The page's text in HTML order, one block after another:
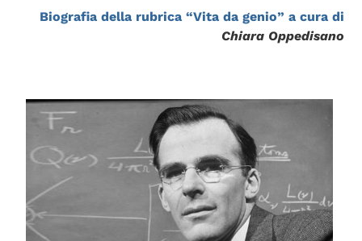
Biografia della rubrica “Vita da genio” a cura di
Chiara Oppedisano